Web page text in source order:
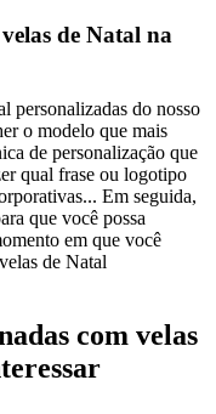
de Natal na
personalizadas do nosso
o modelo que mais
de personalização que
qual frase ou logotipo
Em seguida,
que você possa
em que você
de Natal
com velas